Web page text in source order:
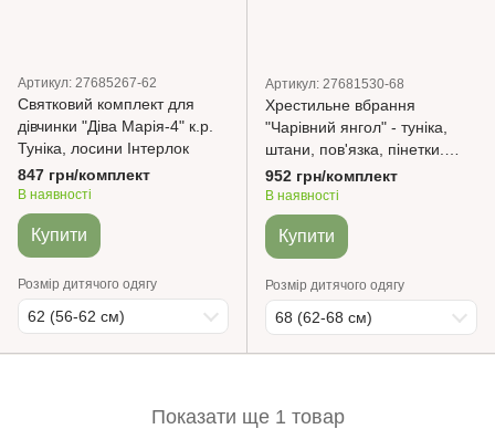
Артикул: 27685267-62
Святковий комплект для
дівчинки "Діва Марія-4" к.р.
Туніка, лосини Інтерлок
847 грн/комплект
В наявності
Купити
Розмір дитячого одягу
62 (56-62 см)
Артикул: 27681530-68
Хрестильне вбрання
"Чарівний янгол" - туніка,
штани, пов'язка, пінетки.
Інтерлок
952 грн/комплект
В наявності
Купити
Розмір дитячого одягу
68 (62-68 см)
Показати ще 1 товар